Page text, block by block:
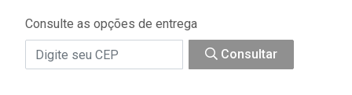
Consulte as opções de entrega
Consultar